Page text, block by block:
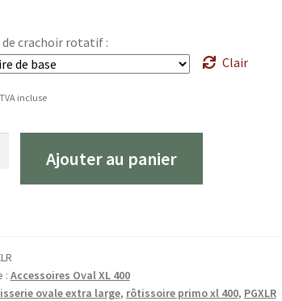
€775,00
crachoir rotatif :
Clair
TVA incluse
Ajouter au panier
: Accessoires Oval XL 400
ovale extra large, rôtissoire primo xl 400, PGXLR